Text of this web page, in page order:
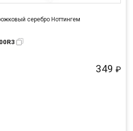
серебро Ноттингем
349 ₽